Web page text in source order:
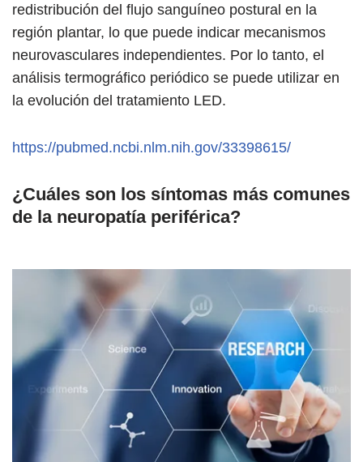
redistribución del flujo sanguíneo postural en la
región plantar, lo que puede indicar mecanismos
neurovasculares independientes. Por lo tanto, el
análisis termográfico periódico se puede utilizar en
la evolución del tratamiento LED.
https://pubmed.ncbi.nlm.nih.gov/33398615/
¿Cuáles son los síntomas más comunes
de la neuropatía periférica?